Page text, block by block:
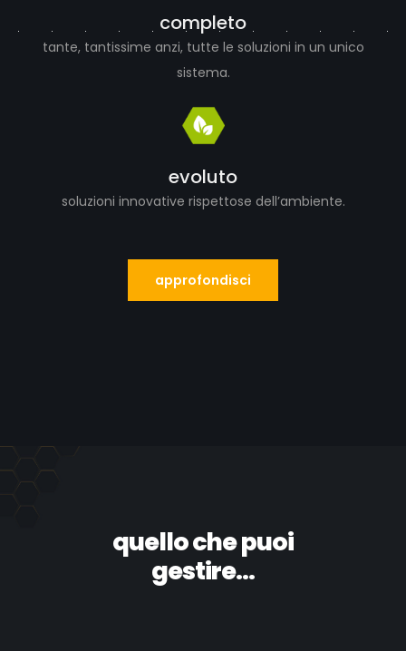
completo
tante, tantissime anzi, tutte le soluzioni in un unico
sistema.
evoluto
soluzioni innovative rispettose dell’ambiente.
approfondisci
quello che puoi
gestire...